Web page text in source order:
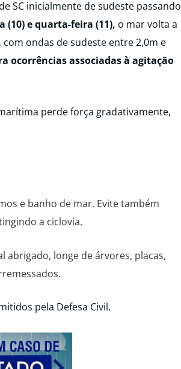
SC inicialmente de sudeste passando
(10) e quarta-feira (11), o mar volta a
ondas de sudeste entre 2,0m e
ocorrências associadas à agitação
perde força gradativamente,
e banho de mar. Evite também
a ciclovia.
abrigado, longe de árvores, placas,
pela Defesa Civil.